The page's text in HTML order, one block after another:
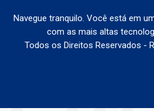
Navegue tranquilo. Você está em
com as mais altas
Todos os Direitos Reservados -